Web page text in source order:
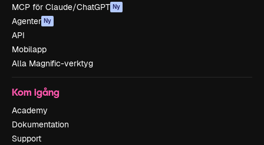
MCP för Claude/ChatGPT Ny
Agenter Ny
API
Mobilapp
Alla Magnific-verktyg
Kom igång
Academy
Dokumentation
Support